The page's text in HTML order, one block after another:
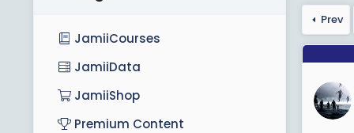
Prev
JamiiCourses
JamiiData
JamiiShop
Premium Content